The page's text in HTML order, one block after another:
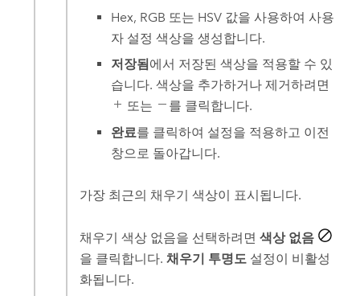
Hex, RGB 또는 HSV 값을 사용하여 사용
자 설정 색상을 생성합니다.
저장됨 에서 저장된 색상을 적용할 수 있
습니다. 색상을 추가하거나 제거하려면
또는
를 클릭합니다.
완료를 클릭하여 설정을 적용하고 이전
창으로 돌아갑니다.
가장 최근의 채우기 색상이 표시됩니다.
채우기 색상 없음을 선택하려면색상 없음
을 클릭합니다.채우기 투명도 설정이 비활성
화됩니다.